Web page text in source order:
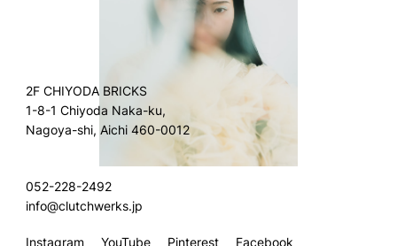
2F CHIYODA BRICKS
1-8-1 Chiyoda Naka-ku,
Nagoya-shi, Aichi 460-0012
052-228-2492
info@clutchwerks.jp
Instagram
YouTube Pinterest Facebook